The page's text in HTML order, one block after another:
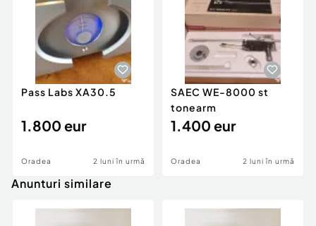
Pass Labs XA30.5
1.800 eur
Oradea 2 luni în urmă
SAEC WE-8000 st
tonearm
1.400 eur
Oradea 2 luni în urmă
Anunturi similare